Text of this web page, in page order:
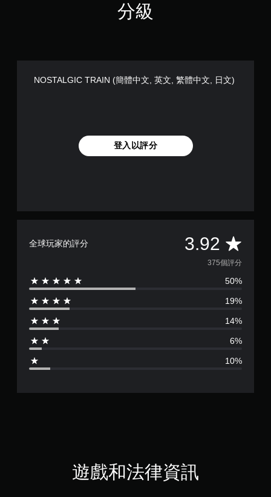
分級
NOSTALGIC TRAIN (簡體中文, 英文, 繁體中文, 日文)
登入以評分
全球玩家的評分 3.92 平
均
評
分
3
9
375個評分
50%
19%
14%
6%
10%
遊戲和法律資訊